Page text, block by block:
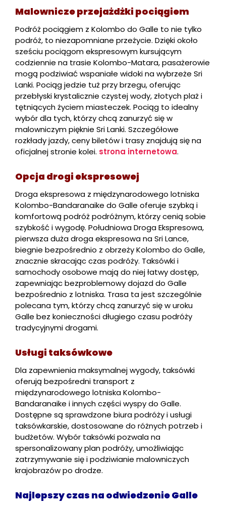
Malownicze przejażdżki pociągiem
Podróż pociągiem z Kolombo do Galle to nie tylko
podróż, to niezapomniane przeżycie. Dzięki około
sześciu pociągom ekspresowym kursującym
codziennie na trasie Kolombo-Matara, pasażerowie
mogą podziwiać wspaniałe widoki na wybrzeże Sri
Lanki. Pociąg jedzie tuż przy brzegu, oferując
przebłyski krystalicznie czystej wody, złotych plaż i
tętniących życiem miasteczek. Pociąg to idealny
wybór dla tych, którzy chcą zanurzyć się w
malowniczym pięknie Sri Lanki. Szczegółowe
rozkłady jazdy, ceny biletów i trasy znajdują się na
oficjalnej stronie kolei. strona internetowa.
Opcja drogi ekspresowej
Droga ekspresowa z międzynarodowego lotniska
Kolombo-Bandaranaike do Galle oferuje szybką i
komfortową podróż podróżnym, którzy cenią sobie
szybkość i wygodę. Południowa Droga Ekspresowa,
pierwsza duża droga ekspresowa na Sri Lance,
biegnie bezpośrednio z obrzeży Kolombo do Galle,
znacznie skracając czas podróży. Taksówki i
samochody osobowe mają do niej łatwy dostęp,
zapewniając bezproblemowy dojazd do Galle
bezpośrednio z lotniska. Trasa ta jest szczególnie
polecana tym, którzy chcą zanurzyć się w uroku
Galle bez konieczności długiego czasu podróży
tradycyjnymi drogami.
Usługi taksówkowe
Dla zapewnienia maksymalnej wygody, taksówki
oferują bezpośredni transport z
międzynarodowego lotniska Kolombo-
Bandaranaike i innych części wyspy do Galle.
Dostępne są sprawdzone biura podróży i usługi
taksówkarskie, dostosowane do różnych potrzeb i
budżetów. Wybór taksówki pozwala na
spersonalizowany plan podróży, umożliwiając
zatrzymywanie się i podziwianie malowniczych
krajobrazów po drodze.
Najlepszy czas na odwiedzenie Galle